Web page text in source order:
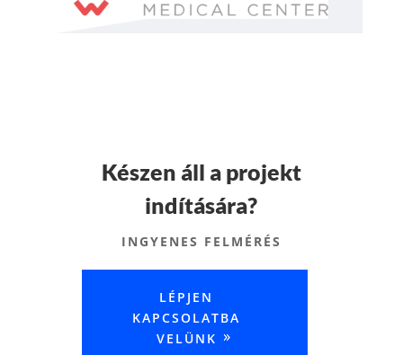
Készen áll a projekt
indítására?
INGYENES FELMÉRÉS
LÉPJEN
KAPCSOLATBA
VELÜNK